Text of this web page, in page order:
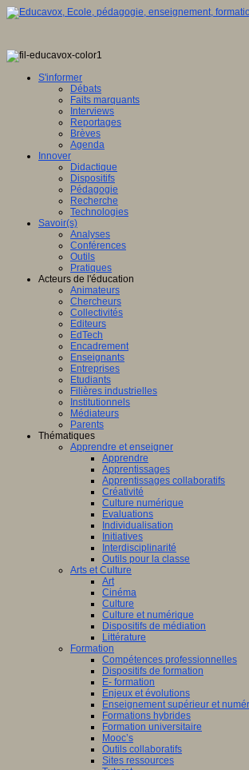
S'informer
Débats
Faits marquants
Interviews
Reportages
Brèves
Agenda
Innover
Didactique
Dispositifs
Pédagogie
Recherche
Technologies
Savoir(s)
Analyses
Conférences
Outils
Pratiques
Acteurs de l'éducation
Animateurs
Chercheurs
Collectivités
Editeurs
EdTech
Encadrement
Enseignants
Entreprises
Etudiants
Filières industrielles
Institutionnels
Médiateurs
Parents
Thématiques
Apprendre et enseigner
Apprendre
Apprentissages
Apprentissages collaboratifs
Créativité
Culture numérique
Evaluations
Individualisation
Initiatives
Interdisciplinarité
Outils pour la classe
Arts et Culture
Art
Cinéma
Culture
Culture et numérique
Dispositifs de médiation
Littérature
Formation
Compétences professionnelles
Dispositifs de formation
E- formation
Enjeux et évolutions
Enseignement supérieur et
Formations hybrides
Formation universitaire
Mooc’s
Outils collaboratifs
Sites ressources